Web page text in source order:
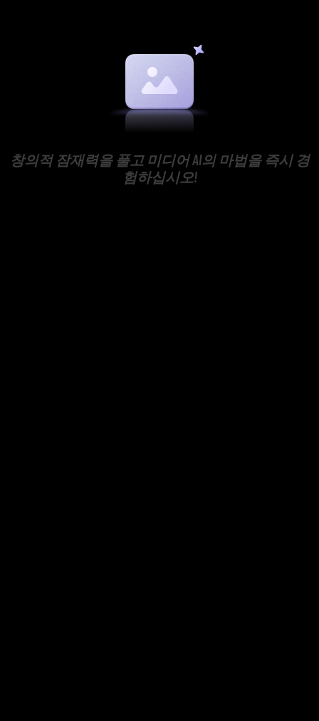
창의적 잠재력을 풀고 미디어 AI의 마법을 즉시 경
험하십시오!